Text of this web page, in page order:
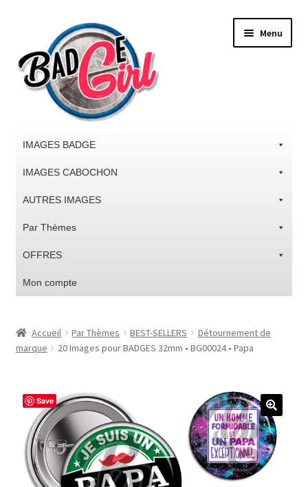
la
navigation
contenu
Menu
IMAGES BADGE
IMAGES CABOCHON
AUTRES IMAGES
Par Thèmes
OFFRES
Mon compte
#1298 (pas de titre)
#5610 (pas de titre)
#5740 (pas de titre)
Accueil Par Thèmes BEST-SELLERS
Détournement de
marque
20 Images pour BADGES 32mm • BG00024 • Papa
Save